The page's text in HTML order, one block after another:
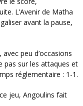
L’Avenir de Matha
avant la pause,
pas sur les attaques et
réglementaire : 1-1.